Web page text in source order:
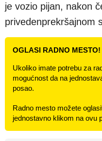
je vozio pijan, nakon
privedenprekršajnom
OGLASI RADNO MESTO!
Ukoliko imate potrebu za
mogućnost da na
posao.
Radno mesto možete
jednostavno klikom na ovu